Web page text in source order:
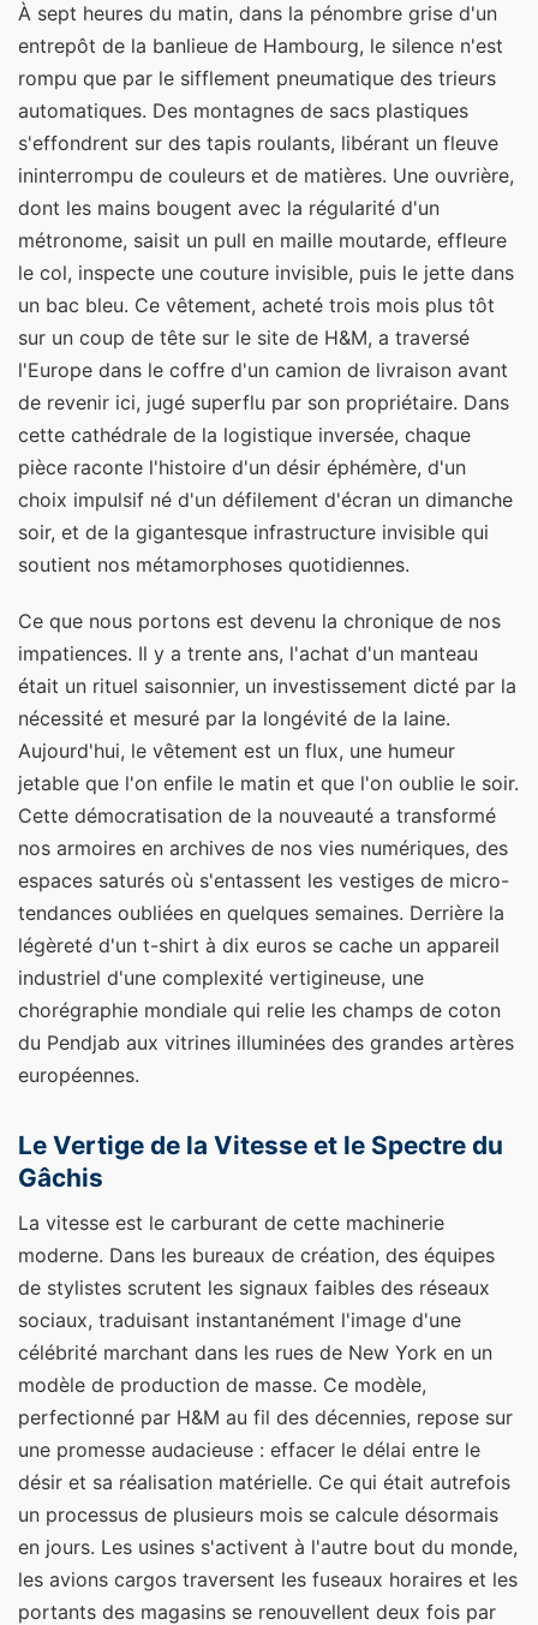
À sept heures du matin, dans la pénombre grise d'un
entrepôt de la banlieue de Hambourg, le silence n'est
rompu que par le sifflement pneumatique des trieurs
automatiques. Des montagnes de sacs plastiques
s'effondrent sur des tapis roulants, libérant un fleuve
ininterrompu de couleurs et de matières. Une ouvrière,
dont les mains bougent avec la régularité d'un
métronome, saisit un pull en maille moutarde, effleure
le col, inspecte une couture invisible, puis le jette dans
un bac bleu. Ce vêtement, acheté trois mois plus tôt
sur un coup de tête sur le site de H&M, a traversé
l'Europe dans le coffre d'un camion de livraison avant
de revenir ici, jugé superflu par son propriétaire. Dans
cette cathédrale de la logistique inversée, chaque
pièce raconte l'histoire d'un désir éphémère, d'un
choix impulsif né d'un défilement d'écran un dimanche
soir, et de la gigantesque infrastructure invisible qui
soutient nos métamorphoses quotidiennes.
Ce que nous portons est devenu la chronique de nos
impatiences. Il y a trente ans, l'achat d'un manteau
était un rituel saisonnier, un investissement dicté par la
nécessité et mesuré par la longévité de la laine.
Aujourd'hui, le vêtement est un flux, une humeur
jetable que l'on enfile le matin et que l'on oublie le soir.
Cette démocratisation de la nouveauté a transformé
nos armoires en archives de nos vies numériques, des
espaces saturés où s'entassent les vestiges de micro-
tendances oubliées en quelques semaines. Derrière la
légèreté d'un t-shirt à dix euros se cache un appareil
industriel d'une complexité vertigineuse, une
chorégraphie mondiale qui relie les champs de coton
du Pendjab aux vitrines illuminées des grandes artères
européennes.
Le Vertige de la Vitesse et le Spectre du
Gâchis
La vitesse est le carburant de cette machinerie
moderne. Dans les bureaux de création, des équipes
de stylistes scrutent les signaux faibles des réseaux
sociaux, traduisant instantanément l'image d'une
célébrité marchant dans les rues de New York en un
modèle de production de masse. Ce modèle,
perfectionné par H&M au fil des décennies, repose sur
une promesse audacieuse : effacer le délai entre le
désir et sa réalisation matérielle. Ce qui était autrefois
un processus de plusieurs mois se calcule désormais
en jours. Les usines s'activent à l'autre bout du monde,
les avions cargos traversent les fuseaux horaires et les
portants des magasins se renouvellent deux fois par